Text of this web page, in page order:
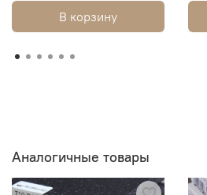
В корзину
Аналогичные товары